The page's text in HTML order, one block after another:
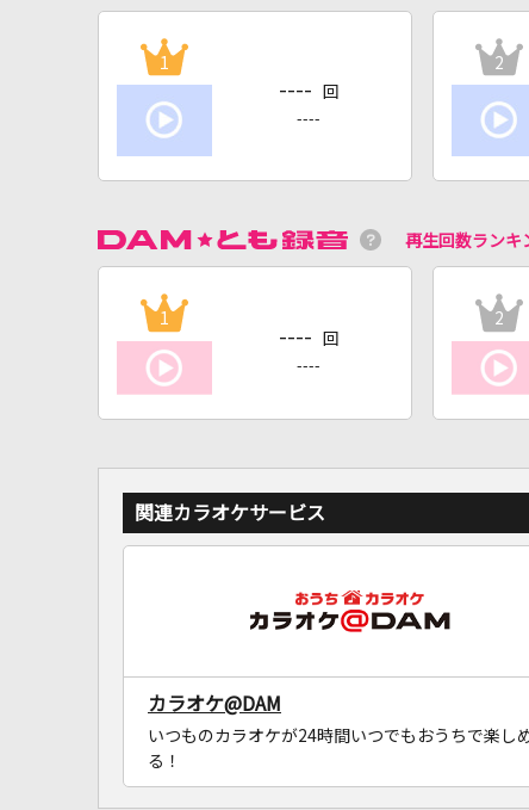
1
---- 回
----
2
再生回数ランキ
1
---- 回
----
2
関連カラオケサービス
カラオケ@DAM
いつものカラオケが24時間いつでもおうちで楽し
る！